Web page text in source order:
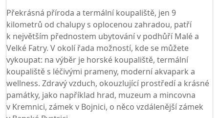
Překrásná příroda a termální koupaliště, jen 9
kilometrů od chalupy s oplocenou zahradou, patří
k největším přednostem ubytování v podhůří Malé a
Velké Fatry. V okolí řada možností, kde se můžete
vykoupat: na výběr je horské koupaliště, termální
koupaliště s léčivými prameny, moderní akvapark a
wellness. Zdravý vzduch, okouzlující prostředí a krásné
památky, jako například hrad, muzeum a mincovna
v Kremnici, zámek v Bojnici, o něco vzdálenější zámek